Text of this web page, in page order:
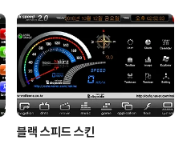
블랙 스피드 스킨